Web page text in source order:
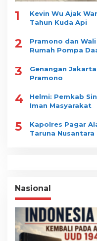
1
Kevin Wu Ajak
Tahun Kuda Api
2
Pramono dan
Rumah Pompa
3
Genangan
Pramono
4
Helmi: Pemkab
Iman Masyarakat
5
Kapolres Pagar
Taruna Nusantara
Nasional